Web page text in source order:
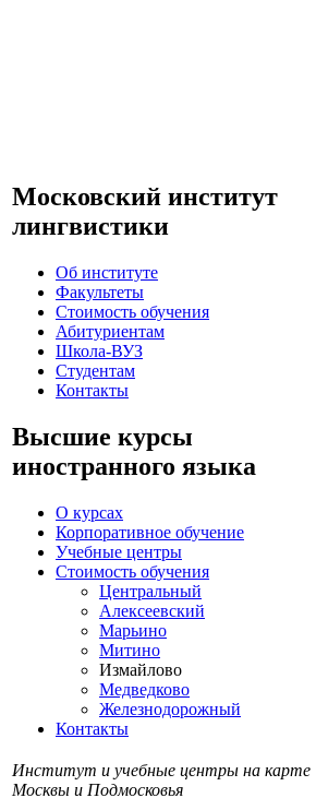
Московский институт
лингвистики
Об институте
Факультеты
Стоимость обучения
Абитуриентам
Школа-ВУЗ
Студентам
Контакты
Высшие курсы
иностранного языка
О курсах
Корпоративное обучение
Учебные центры
Стоимость обучения
Центральный
Алексеевский
Марьино
Митино
Измайлово
Медведково
Железнодорожный
Контакты
Институт и учебные центры на карте
Москвы и Подмосковья